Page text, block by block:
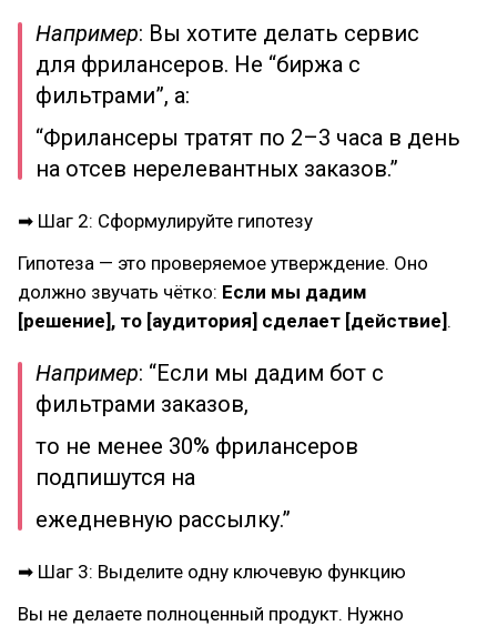
Например: Вы хотите делать сервис
для фрилансеров. Не “биржа с
фильтрами”, а:
“Фрилансеры тратят по 2–3 часа в день
на отсев нерелевантных заказов.”
➡ Шаг 2: Сформулируйте гипотезу
Гипотеза — это проверяемое утверждение. Оно
должно звучать чётко: Если мы дадим
[решение], то [аудитория] сделает [действие] .
Например: “Если мы дадим бот с
фильтрами заказов,
то не менее 30% фрилансеров
подпишутся на
ежедневную рассылку.”
➡ Шаг 3: Выделите одну ключевую функцию
Вы не делаете полноценный продукт. Нужно